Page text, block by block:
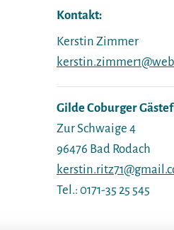
Kontakt:
Kerstin Zimmer
Gilde Coburger
Zur Schwaige 4
96476 Bad Rodach
Tel.: 0171-35 25 545